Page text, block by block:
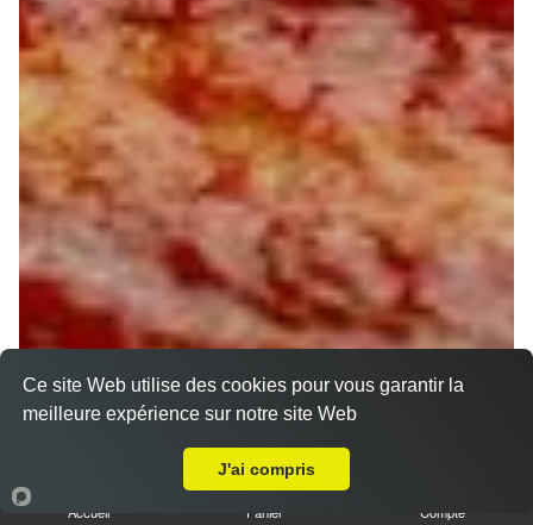
Accueil Panier Compte
Ce site Web utilise des cookies pour vous garantir la
meilleure expérience sur notre site Web
J'ai compris